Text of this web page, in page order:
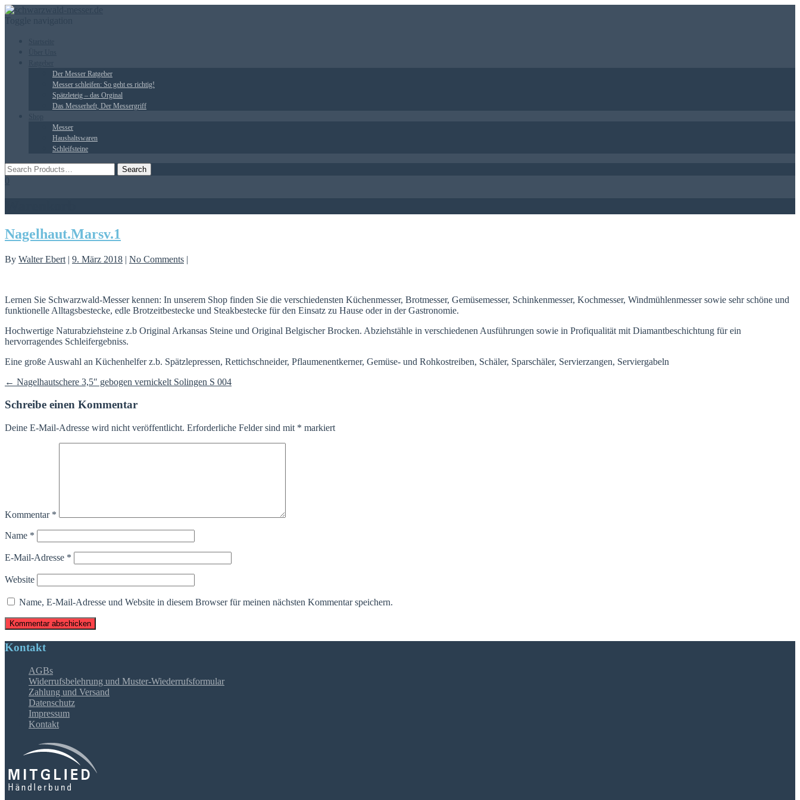
Der Messer Ratgeber
Messer schleifen: So geht es richtig!
Spätzleteig – das Orginal
Das Messerheft, Der Messergriff
Messer
Haushaltswaren
Schleifsteine
Nagelhaut.Marsv.1
By Walter Ebert | 9. März 2018 | No Comments |
Lernen Sie Schwarzwald-Messer kennen: In unserem Shop finden Sie die verschiedensten Küchenmesser, Brotmesser, Gemüsemesser, Schinkenmesser, Kochmesser, Windmühlenmesser sowie sehr schöne und
funktionelle Alltagsbestecke, edle Brotzeitbestecke und Steakbestecke für den Einsatz zu Hause oder in der Gastronomie.
Hochwertige Naturabziehsteine z.b Original Arkansas Steine und Original Belgischer Brocken. Abziehstähle in verschiedenen Ausführungen sowie in Profiqualität mit Diamantbeschichtung für ein
hervorragendes Schleifergebniss.
Eine große Auswahl an Küchenhelfer z.b. Spätzlepressen, Rettichschneider, Pflaumenentkerner, Gemüse- und Rohkostreiben, Schäler, Sparschäler, Servierzangen, Serviergabeln
Beitragsnavigation
← Nagelhautschere 3,5″ gebogen vernickelt Solingen S 004
Schreibe einen Kommentar
Deine E-Mail-Adresse wird nicht veröffentlicht. Erforderliche Felder sind mit * markiert
Kommentar *
Name *
E-Mail-Adresse *
Website
Name, E-Mail-Adresse und Website in diesem Browser für meinen nächsten Kommentar speichern.
Kontakt
AGBs
Widerrufsbelehrung und Muster-Wiederrufsformular
Zahlung und Versand
Datenschutz
Impressum
Kontakt